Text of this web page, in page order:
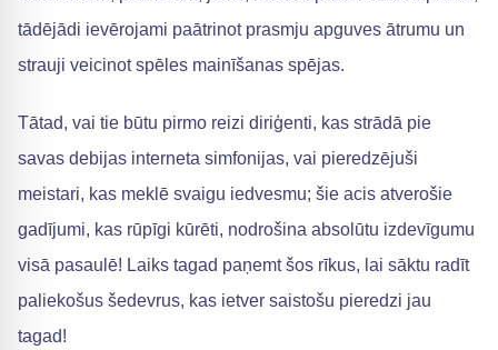
tādējādi ievērojami paātrinot prasmju apguves ātrumu un
strauji veicinot spēles mainīšanas spējas.
Tātad, vai tie būtu pirmo reizi diriģenti, kas strādā pie
savas debijas interneta simfonijas, vai pieredzējuši
meistari, kas meklē svaigu iedvesmu; šie acis atverošie
gadījumi, kas rūpīgi kūrēti, nodrošina absolūtu izdevīgumu
visā pasaulē! Laiks tagad paņemt šos rīkus, lai sāktu radīt
paliekošus šedevrus, kas ietver saistošu pieredzi jau
tagad!